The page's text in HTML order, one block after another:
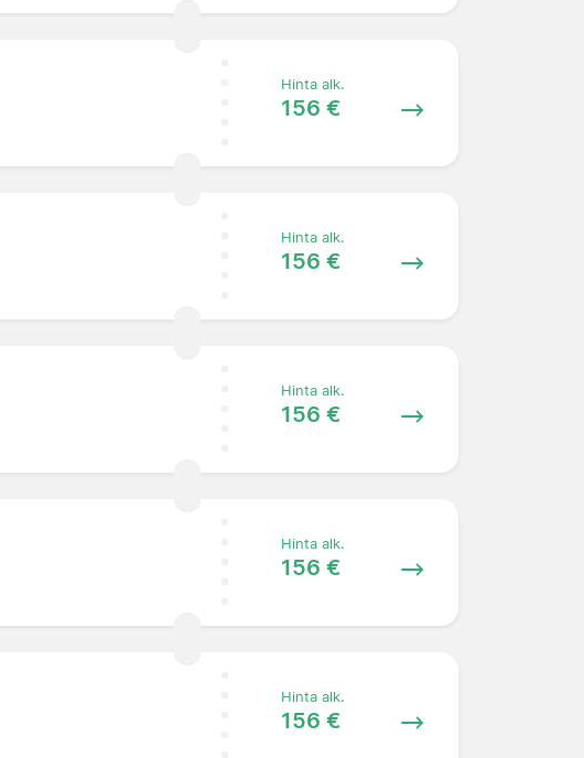
Hinta alk.
156 €
Hinta alk.
156 €
Hinta alk.
156 €
Hinta alk.
156 €
Hinta alk.
156 €